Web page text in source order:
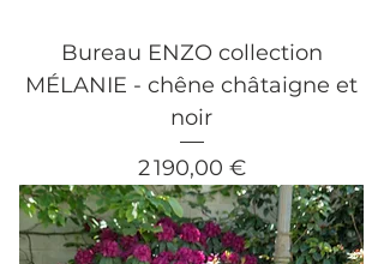
Bureau ENZO collection
MÉLANIE - chêne châtaigne et
noir
Prix
2 190,00 €